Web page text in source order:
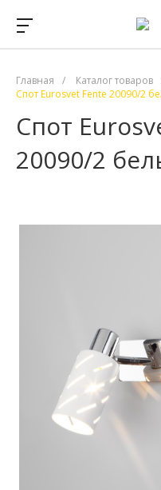
Главная / Каталог товаров
Спот Eurosvet Fente 20090/2
Спот
20090/2